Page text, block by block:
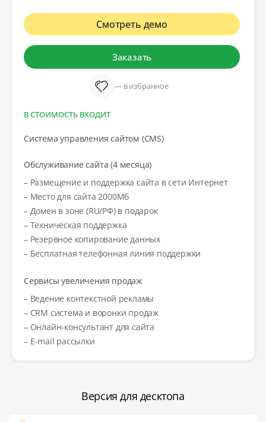
Смотреть демо
Заказать
— в избранное
В СТОИМОСТЬ ВХОДИТ
Система управления сайтом (CMS)
Обслуживание сайта (4 месяца)
– Размещение и поддержка сайта в сети Интернет
– Место для сайта 2000Мб
– Домен в зоне (RU/РФ) в подарок
– Техническая поддержка
– Резервное копирование данных
– Бесплатная телефонная линия поддержки
Сервисы увеличения продаж
– Ведение контекстной рекламы
– CRM система и воронки продаж
– Онлайн-консультант для сайта
– E-mail рассылки
Версия для десктопа